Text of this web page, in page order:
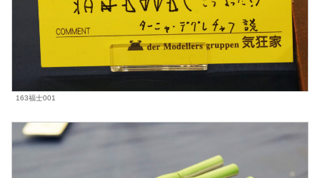
163福士001